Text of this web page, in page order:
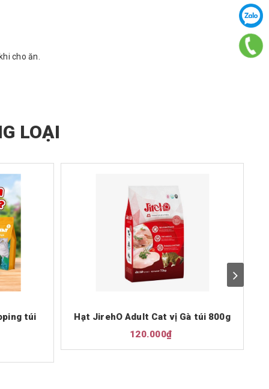
cho ăn.
LOẠI
túi
Hạt JirehO Adult Cat vị Gà túi 800g
120.000₫